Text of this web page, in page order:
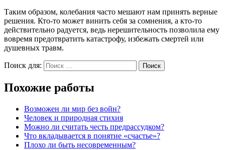
Таким образом, колебания часто мешают нам принять верные
решения. Кто-то может винить себя за сомнения, а кто-то
действительно радуется, ведь нерешительность позволила ему
вовремя предотвратить катастрофу, избежать смертей или
душевных травм.
Поиск для: Поиск
Похожие работы
Возможен ли мир без войн?
Человек и природная стихия
Можно ли считать честь предрассудком?
Что вкладывается в понятие «счастье»?
Плохо ли быть несовременным?